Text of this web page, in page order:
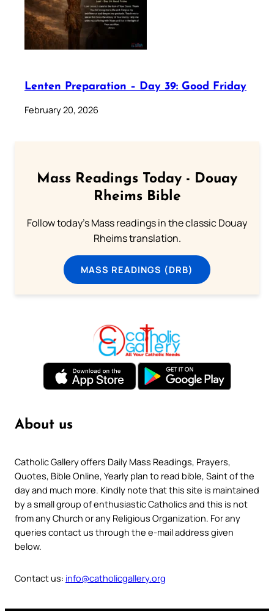
Lenten Preparation – Day 39: Good Friday
February 20, 2026
Mass Readings Today - Douay
Rheims Bible
Follow today's Mass readings in the classic Douay
Rheims translation.
MASS READINGS (DRB)
About us
Catholic Gallery offers Daily Mass Readings, Prayers,
Quotes, Bible Online, Yearly plan to read bible, Saint of the
day and much more. Kindly note that this site is maintained
by a small group of enthusiastic Catholics and this is not
from any Church or any Religious Organization. For any
queries contact us through the e-mail address given
below.
Contact us: info@catholicgallery.org